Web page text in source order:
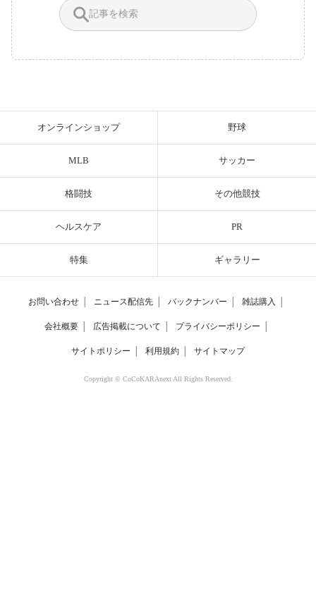
オンラインショップ 野球
MLB サッカー
格闘技 その他競技
ヘルスケア PR
特集 ギャラリー
お問い合わせ ニュース配信先 バックナンバー 雑誌購入
会社概要 広告掲載について プライバシーポリシー
サイトポリシー 利用規約 サイトマップ
Copyright © CoCoKARAnext All Rights Reserved.